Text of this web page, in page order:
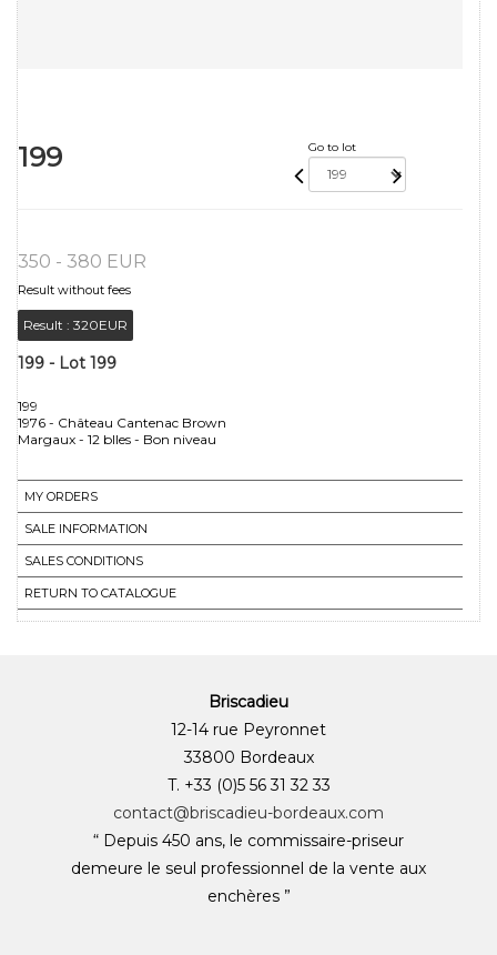
199 Go to lot
350 - 380 EUR
Result without fees
Result : 320EUR
199 - Lot 199
199
1976 - Château Cantenac Brown
Margaux - 12 blles - Bon niveau
MY ORDERS
SALE INFORMATION
SALES CONDITIONS
RETURN TO CATALOGUE
Briscadieu
12-14 rue Peyronnet
33800 Bordeaux
T. +33 (0)5 56 31 32 33
contact@briscadieu-bordeaux.com
“ Depuis 450 ans, le commissaire-priseur
demeure le seul professionnel de la vente aux
enchères ”